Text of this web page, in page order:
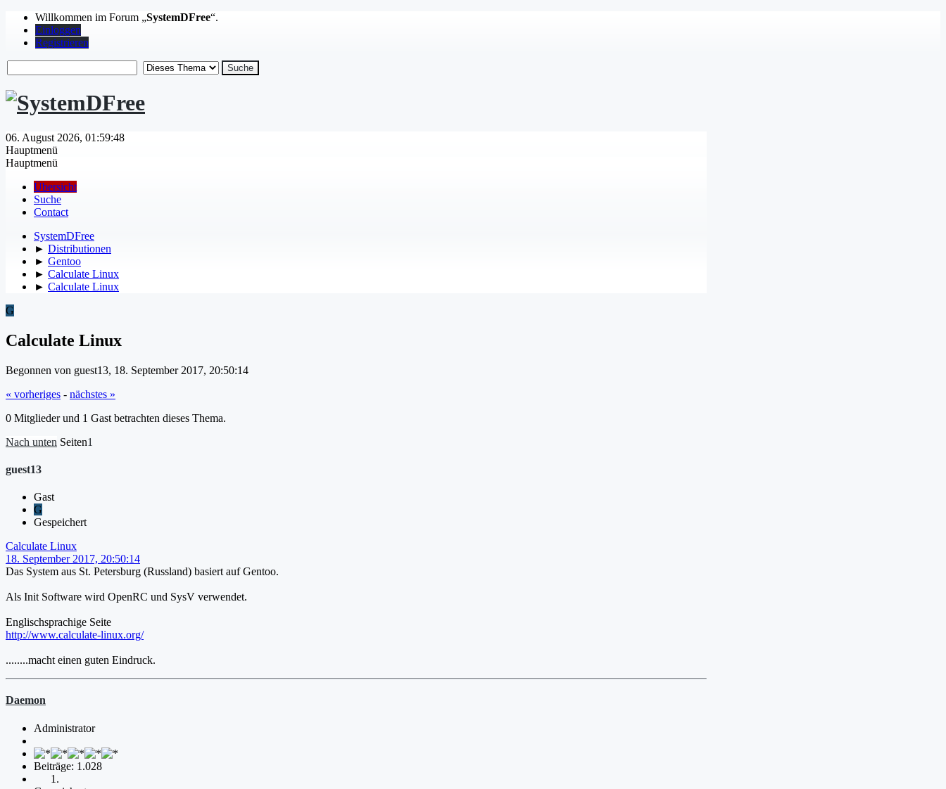
Willkommen im Forum „SystemDFree“.
Einloggen
Registrieren
06. August 2026, 01:59:48
Hauptmenü
Hauptmenü
Übersicht
Suche
Contact
SystemDFree
► Distributionen
► Gentoo
► Calculate Linux
► Calculate Linux
G
Calculate Linux
Begonnen von guest13, 18. September 2017, 20:50:14
« vorheriges - nächstes »
0 Mitglieder und 1 Gast betrachten dieses Thema.
Nach unten Seiten1
guest13
Gast
G
Gespeichert
Calculate Linux
18. September 2017, 20:50:14
Das System aus St. Petersburg (Russland) basiert auf Gentoo.
Als Init Software wird OpenRC und SysV verwendet.
Englischsprachige Seite
http://www.calculate-linux.org/
........macht einen guten Eindruck.
Daemon
Administrator
Beiträge: 1.028